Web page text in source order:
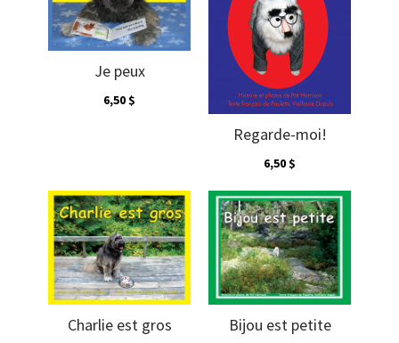
Je peux
6,50 $
Regarde-moi!
6,50 $
Charlie est gros Bijou est petite